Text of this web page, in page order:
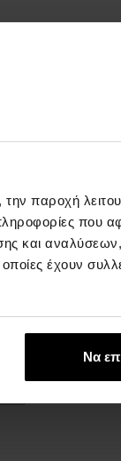
παροχή
που
και
έχουν
Να